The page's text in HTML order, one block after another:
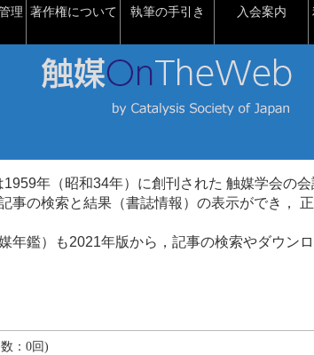
理 著作権について 執筆の手引き 入会案内
年（昭和34年）に創刊された 触媒学会の会
事の検索と結果（書誌情報）の表示ができ，
年鑑）も2021年版から，記事の検索やダウン
：0回)